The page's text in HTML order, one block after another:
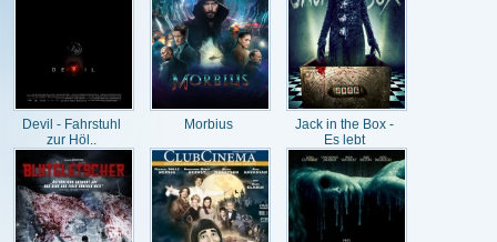
Devil - Fahrstuhl
zur Höl..
Morbius
Jack in the Box -
Es lebt